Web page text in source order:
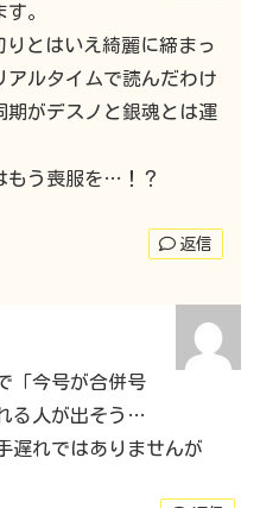
。
とはいえ綺麗に締まっ
アルタイムで読んだわけ
期がデスノと銀魂とは運
もう喪服を…！？
返信
「今号が合併号
る人が出そう…
遅れではありませんが